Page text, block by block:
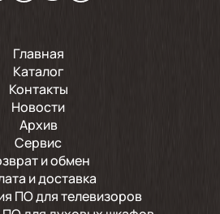
Главная
Каталог
Контакты
Новости
Архив
Сервис
и обмен
и доставка
ПО для телевизоров